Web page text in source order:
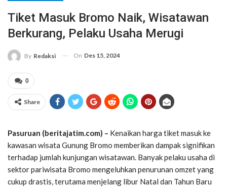
Tiket Masuk Bromo Naik, Wisatawan
Berkurang, Pelaku Usaha Merugi
By Redaksi On Des 15, 2024
0
Share
Pasuruan (beritajatim.com) – Kenaikan harga tiket masuk ke
kawasan wisata Gunung Bromo memberikan dampak signifikan
terhadap jumlah kunjungan wisatawan. Banyak pelaku usaha di
sektor pariwisata Bromo mengeluhkan penurunan omzet yang
cukup drastis, terutama menjelang libur Natal dan Tahun Baru